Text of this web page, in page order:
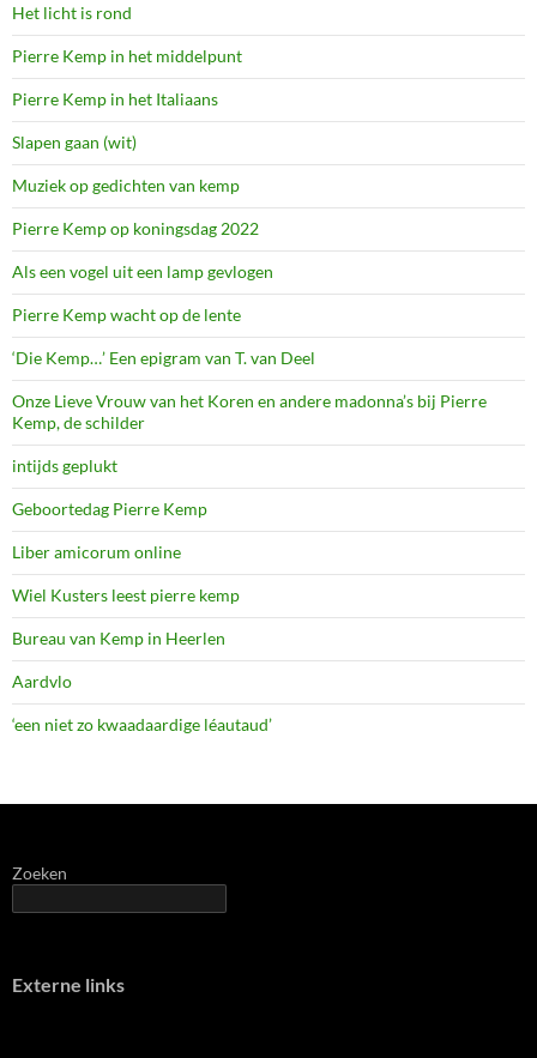
Het licht is rond
Pierre Kemp in het middelpunt
Pierre Kemp in het Italiaans
Slapen gaan (wit)
Muziek op gedichten van kemp
Pierre Kemp op koningsdag 2022
Als een vogel uit een lamp gevlogen
Pierre Kemp wacht op de lente
‘Die Kemp…’ Een epigram van T. van Deel
Onze Lieve Vrouw van het Koren en andere madonna’s bij Pierre
Kemp, de schilder
intijds geplukt
Geboortedag Pierre Kemp
Liber amicorum online
Wiel Kusters leest pierre kemp
Bureau van Kemp in Heerlen
Aardvlo
‘een niet zo kwaadaardige léautaud’
Zoeken
Externe links